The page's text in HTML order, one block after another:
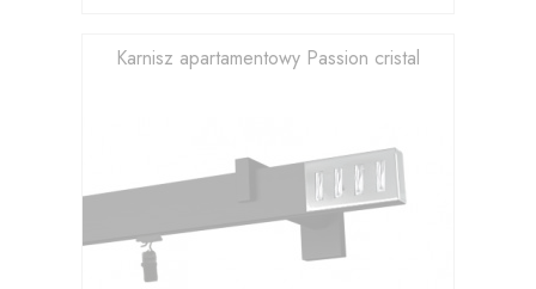
Karnisz apartamentowy Passion cristal